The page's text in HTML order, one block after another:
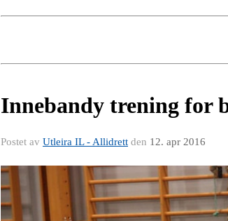
Innebandy trening for
Postet av Utleira IL - Allidrett den 12. apr 2016